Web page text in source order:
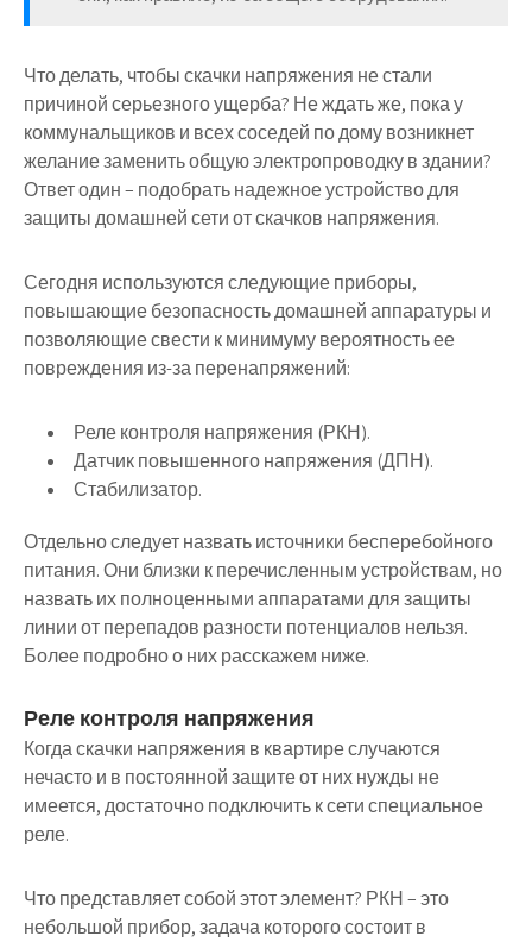
Что делать, чтобы скачки напряжения не стали
причиной серьезного ущерба? Не ждать же, пока у
коммунальщиков и всех соседей по дому возникнет
желание заменить общую электропроводку в здании?
Ответ один – подобрать надежное устройство для
защиты домашней сети от скачков напряжения.
Сегодня используются следующие приборы,
повышающие безопасность домашней аппаратуры и
позволяющие свести к минимуму вероятность ее
повреждения из-за перенапряжений:
Реле контроля напряжения (РКН).
Датчик повышенного напряжения (ДПН).
Стабилизатор.
Отдельно следует назвать источники бесперебойного
питания. Они близки к перечисленным устройствам, но
назвать их полноценными аппаратами для защиты
линии от перепадов разности потенциалов нельзя.
Более подробно о них расскажем ниже.
Реле контроля напряжения
Когда скачки напряжения в квартире случаются
нечасто и в постоянной защите от них нужды не
имеется, достаточно подключить к сети специальное
реле.
Что представляет собой этот элемент? РКН – это
небольшой прибор, задача которого состоит в